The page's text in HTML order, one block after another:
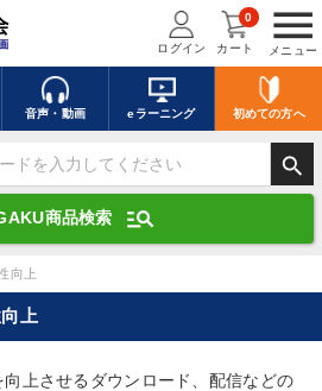
menu
メニュー
ログイン カート
0
音声・動画 eラーニング 初めての方へ
search
商品検索 manage_search
て探す
索結果に表示する
上記の条件で検索
向上
上
上させるダウンロード、配信などの